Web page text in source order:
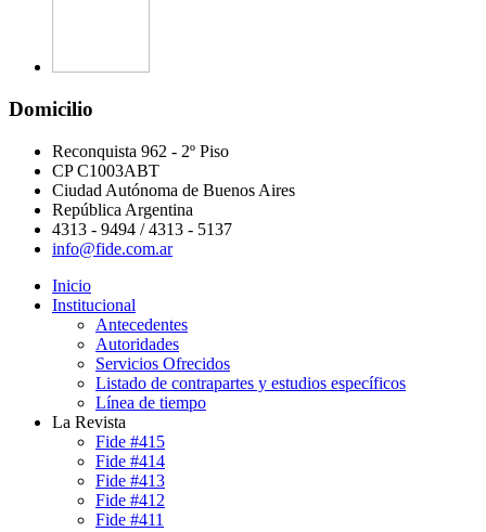
Domicilio
Reconquista 962 - 2º Piso
CP C1003ABT
Ciudad Autónoma de Buenos Aires
República Argentina
4313 - 9494 / 4313 - 5137
info@fide.com.ar
Inicio
Institucional
Antecedentes
Autoridades
Servicios Ofrecidos
Listado de contrapartes y estudios específicos
Línea de tiempo
La Revista
Fide #415
Fide #414
Fide #413
Fide #412
Fide #411